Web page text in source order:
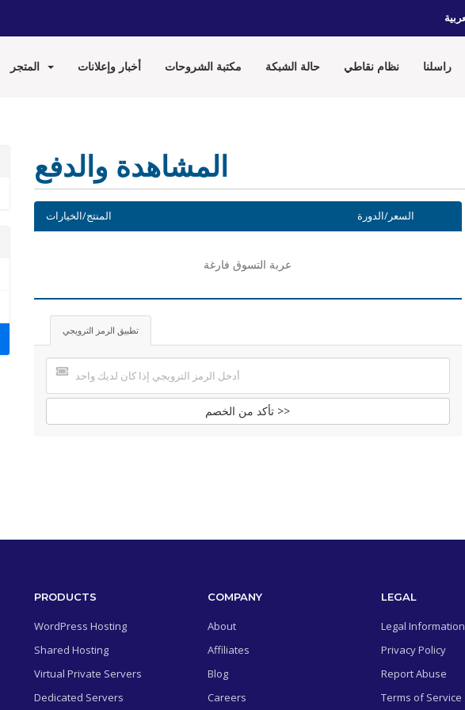
أخبار وإعلانات مكتبة الشروحات حالة الشبكة نظام نقاطي راسلنا
المشاهدة والدفع
المنتج/الخيارات السعر/الدورة
عربة التسوق فارغة
تطبيق الرمز الترويجي
تأكد من الخصم >>
PRODUCTS
WordPress Hosting
Shared Hosting
Virtual Private Servers
Dedicated Servers
COMPANY
About
Affiliates
Blog
Careers
LEGAL
Legal Information
Privacy Policy
Report Abuse
Terms of Service